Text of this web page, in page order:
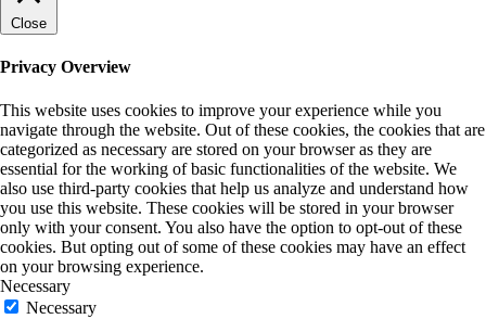
Close
Privacy Overview
This website uses cookies to improve your experience while you
navigate through the website. Out of these cookies, the cookies that are
categorized as necessary are stored on your browser as they are
essential for the working of basic functionalities of the website. We
also use third-party cookies that help us analyze and understand how
you use this website. These cookies will be stored in your browser
only with your consent. You also have the option to opt-out of these
cookies. But opting out of some of these cookies may have an effect
on your browsing experience.
Necessary
Necessary